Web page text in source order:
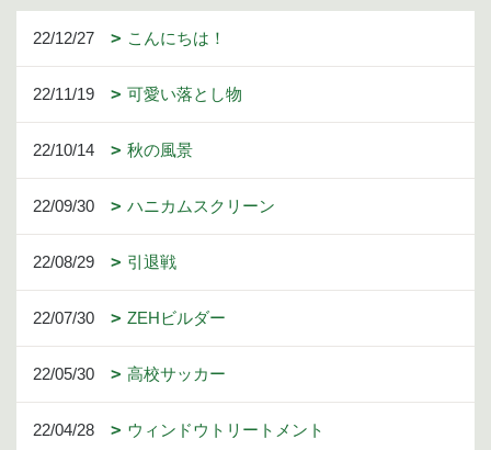
22/12/27 こんにちは！
22/11/19 可愛い落とし物
22/10/14 秋の風景
22/09/30 ハニカムスクリーン
22/08/29 引退戦
22/07/30 ZEHビルダー
22/05/30 高校サッカー
22/04/28 ウィンドウトリートメント